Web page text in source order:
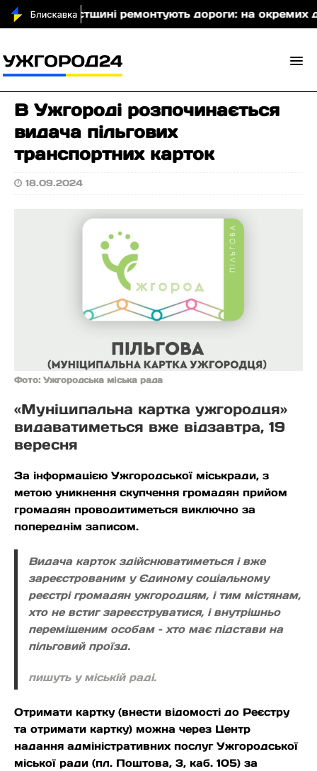
На Хустщині ремонтують дороги: на окремих
В Ужгороді розпочинається
видача пільгових
транспортних карток
18.09.2024
Фото: Ужгородська міська рада
«Муніципальна картка ужгородця»
видаватиметься вже відзавтра, 19
вересня
За інформацією Ужгородської міськради, з
метою уникнення скупчення громадян прийом
громадян проводитиметься виключно за
попереднім записом.
Видача карток здійснюватиметься і вже
зареєстрованим у Єдиному соціальному
реєстрі громадян ужгородцям, і тим містянам,
хто не встиг зареєструватися, і внутрішньо
переміщеним особам – хто має підстави на
пільговий проїзд.
пишуть у міській раді.
Отримати картку (внести відомості до Реєстру
та отримати картку) можна через Центр
надання адміністративних послуг Ужгородської
міської ради (пл. Поштова, 3, каб. 105) за